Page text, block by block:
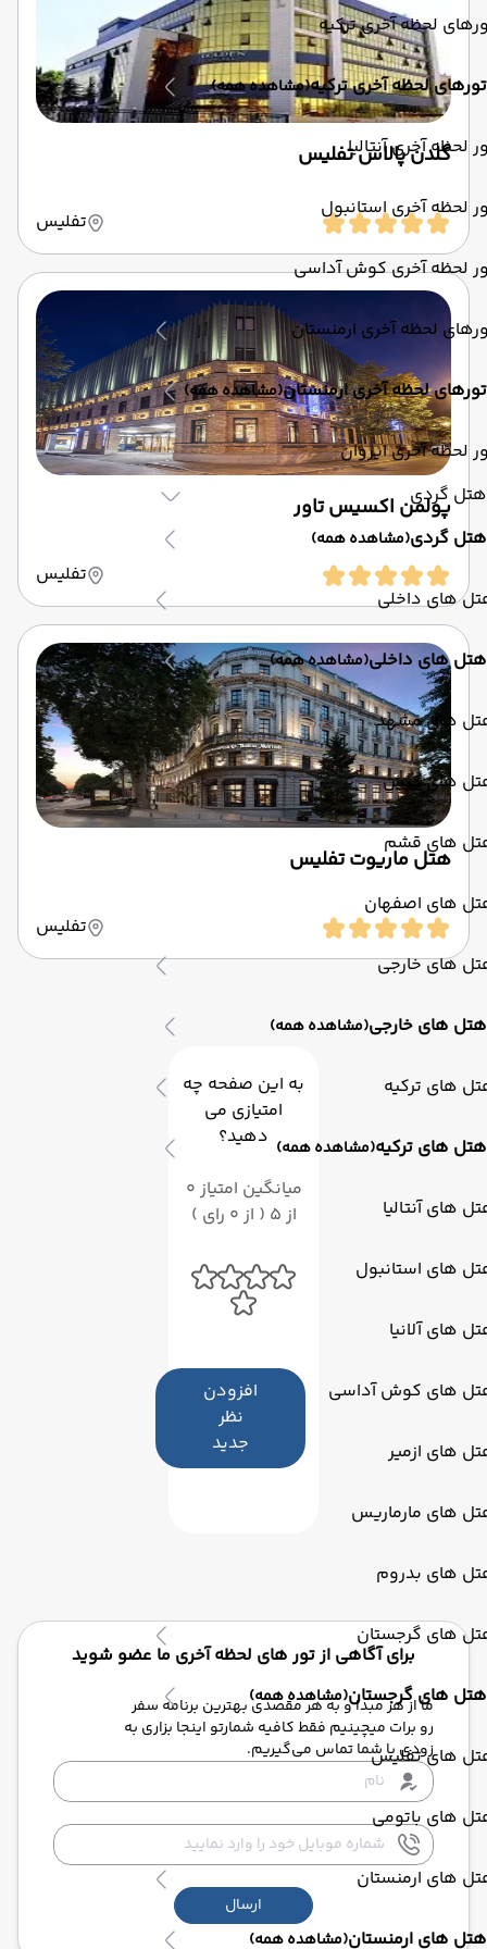
لحظه آخری ترکیه
تورهای لحظه آخری ترکیه(مشاهده همه)
لحظه آخری آنتالیا
لحظه آخری استانبول
لحظه آخری کوش آداسی
لحظه آخری ارمنستان
تورهای لحظه آخری ارمنستان(مشاهده همه)
لحظه آخری ایروان
هتل گردی
هتل گردی(مشاهده همه)
های داخلی
هتل های داخلی(مشاهده همه)
های مشهد
های کیش
های قشم
های اصفهان
های خارجی
هتل های خارجی(مشاهده همه)
های ترکیه
هتل های ترکیه(مشاهده همه)
های آنتالیا
های استانبول
های آلانیا
های کوش آداسی
های ازمیر
های مارماریس
های بدروم
های گرجستان
هتل های گرجستان(مشاهده همه)
های تفلیس
های باتومی
های ارمنستان
هتل های ارمنستان(مشاهده همه)
گلدن پالاس تفلیس
تفلیس
پولمن اکسیس تاور
تفلیس
هتل ماریوت تفلیس
تفلیس
به این صفحه چه
امتیازی می
دهید؟
میانگین امتیاز 0
از 5 ( از 0 رای )
افزودن
نظر
جدید
برای آگاهی از تور های لحظه آخری ما عضو شوید
ما از هر مبدا و به هر مقصدی بهترین برنامه سفر
رو برات میچینیم فقط کافیه شمارتو اینجا بزاری به
زودی با شما تماس می‌گیریم.
ارسال